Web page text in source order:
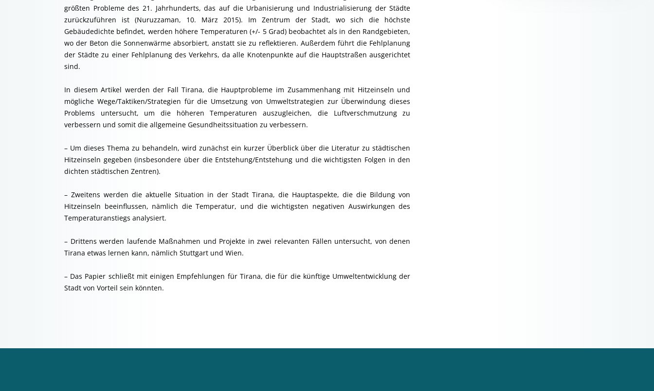
größten Probleme des 21. Jahrhunderts, das auf die Urbanisierung und Industrialisierung der Städte
zurückzuführen ist (Nuruzzaman, 10. März 2015). Im Zentrum der Stadt, wo sich die höchste
Gebäudedichte befindet, werden höhere Temperaturen (+/- 5 Grad) beobachtet als in den Randgebieten,
wo der Beton die Sonnenwärme absorbiert, anstatt sie zu reflektieren. Außerdem führt die Fehlplanung
der Städte zu einer Fehlplanung des Verkehrs, da alle Knotenpunkte auf die Hauptstraßen ausgerichtet
sind.
In diesem Artikel werden der Fall Tirana, die Hauptprobleme im Zusammenhang mit Hitzeinseln und
mögliche Wege/Taktiken/Strategien für die Umsetzung von Umweltstrategien zur Überwindung dieses
Problems untersucht, um die höheren Temperaturen auszugleichen, die Luftverschmutzung zu
verbessern und somit die allgemeine Gesundheitssituation zu verbessern.
– Um dieses Thema zu behandeln, wird zunächst ein kurzer Überblick über die Literatur zu städtischen
Hitzeinseln gegeben (insbesondere über die Entstehung/Entstehung und die wichtigsten Folgen in den
dichten städtischen Zentren).
– Zweitens werden die aktuelle Situation in der Stadt Tirana, die Hauptaspekte, die die Bildung von
Hitzeinseln beeinflussen, nämlich die Temperatur, und die wichtigsten negativen Auswirkungen des
Temperaturanstiegs analysiert.
– Drittens werden laufende Maßnahmen und Projekte in zwei relevanten Fällen untersucht, von denen
Tirana etwas lernen kann, nämlich Stuttgart und Wien.
– Das Papier schließt mit einigen Empfehlungen für Tirana, die für die künftige Umweltentwicklung der
Stadt von Vorteil sein könnten.